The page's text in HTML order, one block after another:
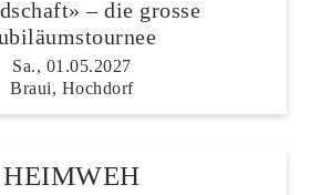
– die grosse
Sa., 01.05.2027
Braui, Hochdorf
HEIMWEH